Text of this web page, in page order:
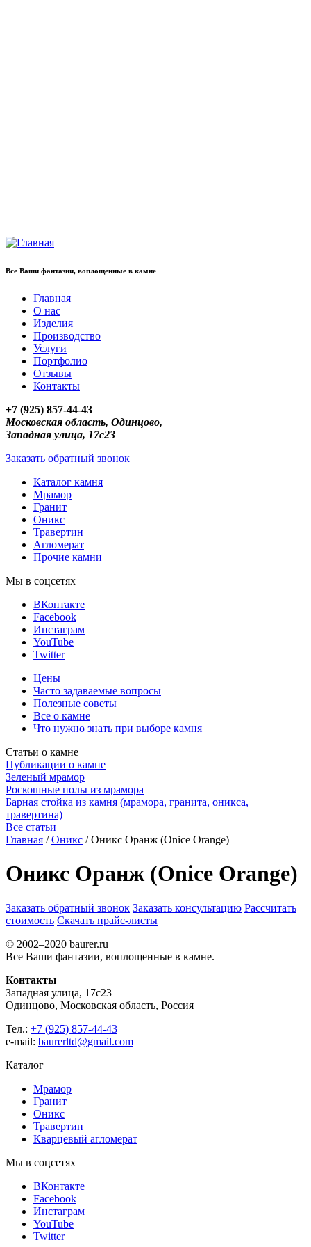
Все Ваши фантазии, воплощенные в камне
Главная
О нас
Изделия
Производство
Услуги
Портфолио
Отзывы
Контакты
+7 (925) 857-44-43
Московская область, Одинцово,
Западная улица, 17с23
Заказать обратный звонок
Каталог камня
Мрамор
Гранит
Оникс
Травертин
Агломерат
Прочие камни
Мы в соцсетях
ВКонтакте
Facebook
Инстаграм
YouTube
Twitter
Цены
Часто задаваемые вопросы
Полезные советы
Все о камне
Что нужно знать при выборе камня
Статьи о камне
Публикации о камне
Зеленый мрамор
Роскошные полы из мрамора
Барная стойка из камня (мрамора, гранита, оникса,
травертина)
Все статьи
Главная / Оникс / Оникс Оранж (Onice Orange)
Оникс Оранж (Onice Orange)
Заказать обратный звонок Заказать консультацию Рассчитать
стоимость Скачать прайс-листы
© 2002–2020 baurer.ru
Все Ваши фантазии, воплощенные в камне.
Контакты
Западная улица, 17с23
Одинцово, Московская область, Россия
Тел.: +7 (925) 857-44-43
e-mail: baurerltd@gmail.com
Каталог
Мрамор
Гранит
Оникс
Травертин
Кварцевый агломерат
Мы в соцсетях
ВКонтакте
Facebook
Инстаграм
YouTube
Twitter